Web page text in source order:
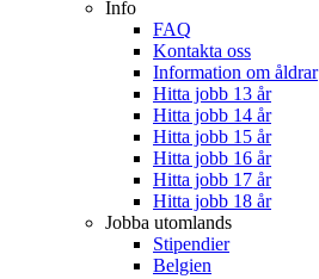
Info
FAQ
Kontakta oss
Information om åldrar
Hitta jobb 13 år
Hitta jobb 14 år
Hitta jobb 15 år
Hitta jobb 16 år
Hitta jobb 17 år
Hitta jobb 18 år
Jobba utomlands
Stipendier
Belgien